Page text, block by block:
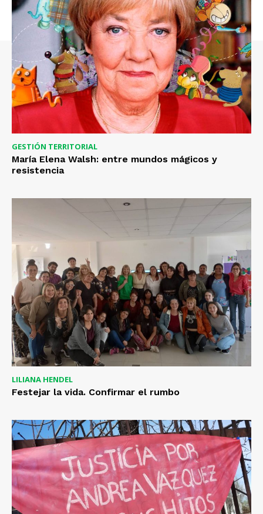
GESTIÓN TERRITORIAL
María Elena Walsh: entre mundos mágicos y
resistencia
LILIANA HENDEL
Festejar la vida. Confirmar el rumbo